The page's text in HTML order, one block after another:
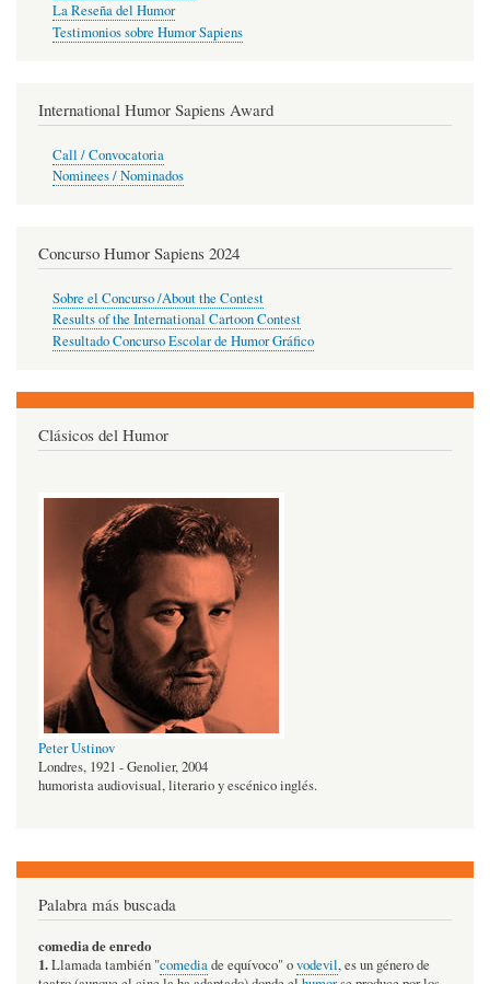
La Reseña del Humor
Testimonios sobre Humor Sapiens
International Humor Sapiens Award
Call / Convocatoria
Nominees / Nominados
Concurso Humor Sapiens 2024
Sobre el Concurso /About the Contest
Results of the International Cartoon Contest
Resultado Concurso Escolar de Humor Gráfico
Clásicos del Humor
Peter Ustinov
Londres, 1921 - Genolier, 2004
humorista audiovisual, literario y escénico inglés.
Palabra más buscada
comedia de enredo
1.Llamada también "comediade equívoco" ovodevil, es un género de